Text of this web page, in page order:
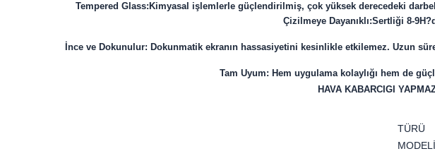
Tempered Glass: Kimyasal işlemlerle güçlendirilmiş, çok yüksek derecedeki
Çizilmeye Dayanıklı:Sertliği 8-
İnce ve Dokunulur: Dokunmatik ekranın hassasiyetini kesinlikle etkilemez. Uzun
Tam Uyum: Hem uygulama kolaylığı hem de
HAVA KABARCIGI
TÜRÜ
MODELİ